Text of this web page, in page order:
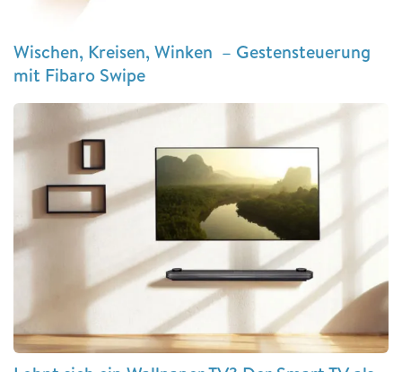
Wischen, Kreisen, Winken – Gestensteuerung
mit Fibaro Swipe